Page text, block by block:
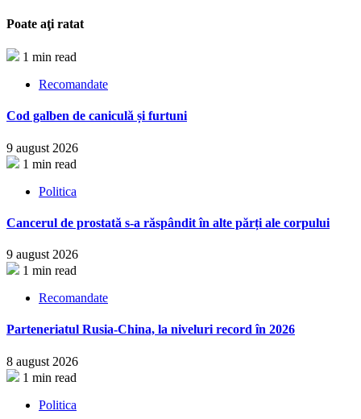
Poate aţi ratat
1 min read
Recomandate
Cod galben de caniculă și furtuni
9 august 2026
1 min read
Politica
Cancerul de prostată s-a răspândit în alte părți ale corpului
9 august 2026
1 min read
Recomandate
Parteneriatul Rusia-China, la niveluri record în 2026
8 august 2026
1 min read
Politica